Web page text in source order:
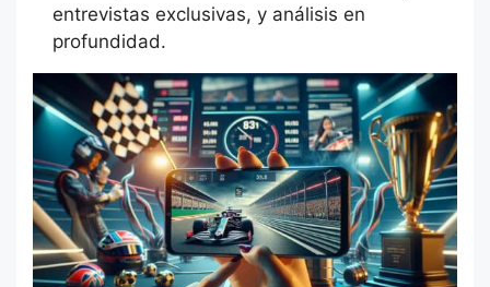
entrevistas exclusivas, y análisis en
profundidad.